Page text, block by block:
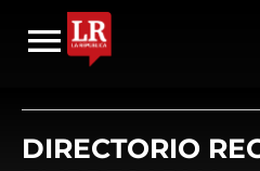
DIRECTORIO